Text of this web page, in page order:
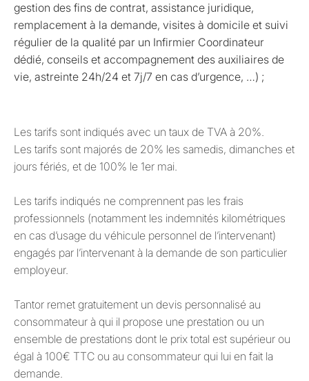
gestion des fins de contrat, assistance juridique,
remplacement à la demande, visites à domicile et suivi
régulier de la qualité par un Infirmier Coordinateur
dédié, conseils et accompagnement des auxiliaires de
vie, astreinte 24h/24 et 7j/7 en cas d’urgence, …) ;
Les tarifs sont indiqués avec un taux de TVA à 20%.
Les tarifs sont majorés de 20% les samedis, dimanches et
jours fériés, et de 100% le 1er mai.
Les tarifs indiqués ne comprennent pas les frais
professionnels (notamment les indemnités kilométriques
en cas d’usage du véhicule personnel de l’intervenant)
engagés par l’intervenant à la demande de son particulier
employeur.
Tantor remet gratuitement un devis personnalisé au
consommateur à qui il propose une prestation ou un
ensemble de prestations dont le prix total est supérieur ou
égal à 100€ TTC ou au consommateur qui lui en fait la
demande.